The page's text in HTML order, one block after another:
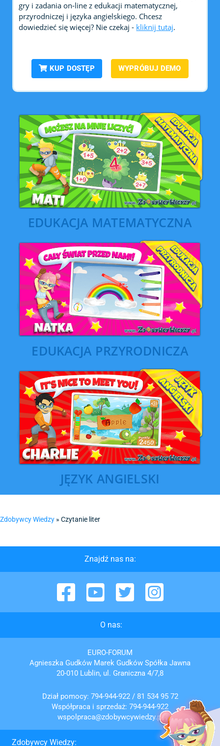
gry i zadania on-line z edukacji matematycznej,
przyrodniczej i języka angielskiego. Chcesz
dowiedzieć się więcej? Nie czekaj - kliknij tutaj.
KUP DOSTĘP WYPRÓBUJ DEMO
EDUKACJA MATEMATYCZNA
EDUKACJA PRZYRODNICZA
JĘZYK ANGIELSKI
Zdobywcy Wiedzy » Czytanie liter
Znajdź nas na:
Facebook YouTube Twitter Instagram
O nas:
EURO-FORUM
Agnieszka Gudków Marek Gudków Spółka Jawna
20-010 Lublin, ul. Graniczna 4/7,8
Dział pomocy: 794-944-922/ 81 534 95 72
Współpraca i sprzedaż: 794-944-922
wspolpraca@zdobywcywiedzy.pl
Zdobywcy Wiedzy: